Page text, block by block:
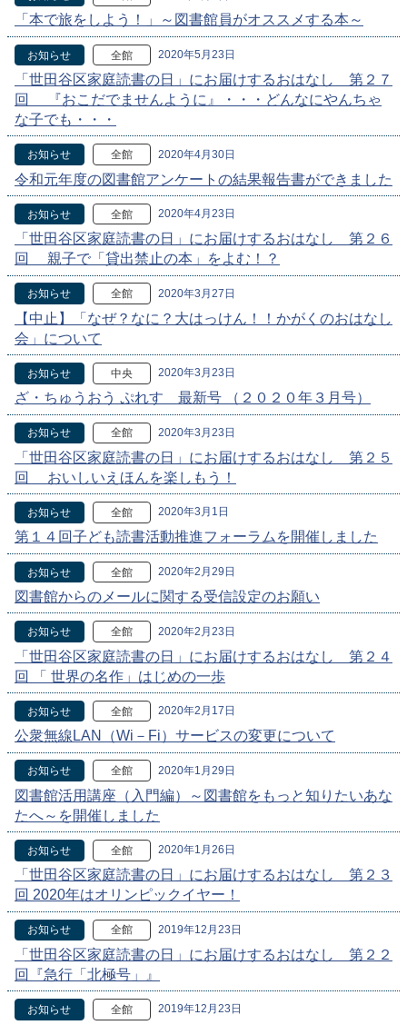
「本で旅をしよう！」～図書館員がオススメする本～
お知らせ 全館 2020年5月23日
「世田谷区家庭読書の日」にお届けするおはなし 第２７
回 『おこだでませんように』・・・どんなにやんちゃ
な子でも・・・
お知らせ 全館 2020年4月30日
令和元年度の図書館アンケートの結果報告書ができました
お知らせ 全館 2020年4月23日
「世田谷区家庭読書の日」にお届けするおはなし 第２６
回 親子で「貸出禁止の本」をよむ！？
お知らせ 全館 2020年3月27日
【中止】「なぜ？なに？大はっけん！！かがくのおはなし
会」について
お知らせ 中央 2020年3月23日
ざ・ちゅうおう ぷれす 最新号 （２０２０年３月号）
お知らせ 全館 2020年3月23日
「世田谷区家庭読書の日」にお届けするおはなし 第２５
回 おいしいえほんを楽しもう！
お知らせ 全館 2020年3月1日
第１４回子ども読書活動推進フォーラムを開催しました
お知らせ 全館 2020年2月29日
図書館からのメールに関する受信設定のお願い
お知らせ 全館 2020年2月23日
「世田谷区家庭読書の日」にお届けするおはなし 第２４
回 「 世界の名作」はじめの一歩
お知らせ 全館 2020年2月17日
公衆無線LAN（Wi－Fi）サービスの変更について
お知らせ 全館 2020年1月29日
図書館活用講座（入門編）～図書館をもっと知りたいあな
たへ～を開催しました
お知らせ 全館 2020年1月26日
「世田谷区家庭読書の日」にお届けするおはなし 第２３
回 2020年はオリンピックイヤー！
お知らせ 全館 2019年12月23日
「世田谷区家庭読書の日」にお届けするおはなし 第２２
回『急行「北極号」』
お知らせ 全館 2019年12月23日